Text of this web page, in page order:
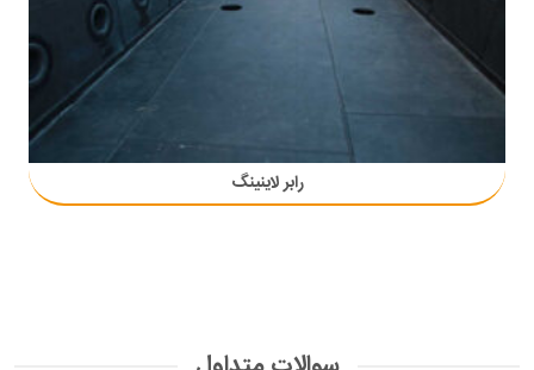
رابر لاینینگ